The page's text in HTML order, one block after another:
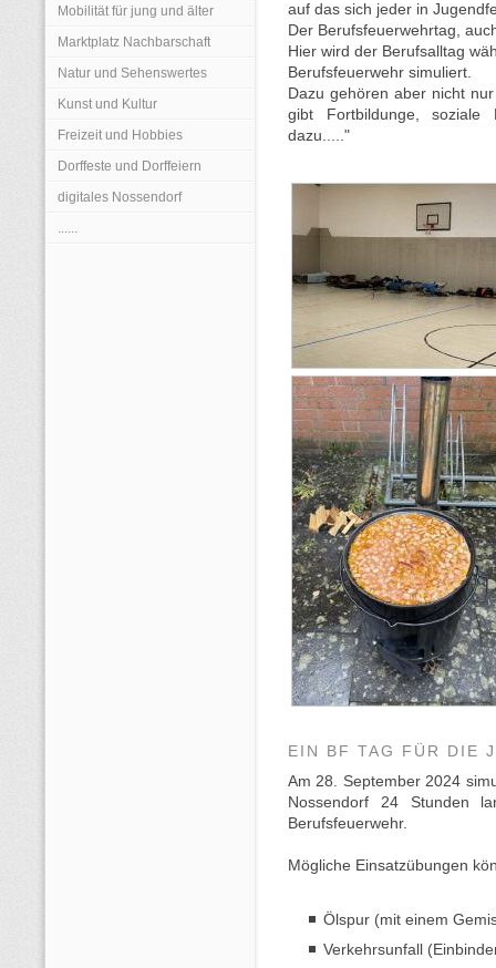
Mobilität für jung und älter
Marktplatz Nachbarschaft
Natur und Sehenswertes
Kunst und Kultur
Freizeit und Hobbies
Dorffeste und Dorffeiern
digitales Nossendorf
......
auf das sich jeder in
Der Berufsfeuerwehrtag,
Hier wird der Berufsalltag
Berufsfeuerwehr simuliert.
Dazu gehören aber nicht
gibt Fortbildunge, soziale
dazu....."
EIN BF TAG FÜR DIE
Am 28. September 2024
Nossendorf 24 Stunden
Berufsfeuerwehr.
Mögliche Einsatzübungen
Ölspur (mit einem
Verkehrsunfall